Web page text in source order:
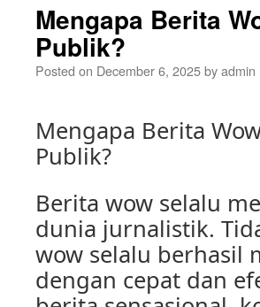
Mengapa Berita
Publik?
Posted on December 6, 2025byadmin
Mengapa Berita
Publik?
Berita wow selalu
dunia jurnalistik.
wow selalu berhasil
dengan cepat dan